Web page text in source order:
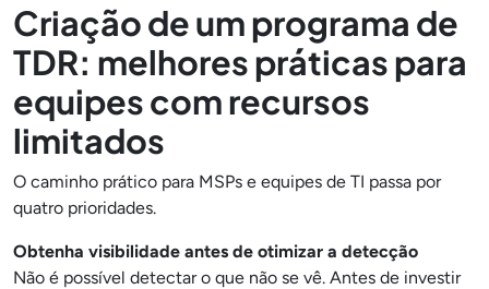
Criação de um programa de
TDR: melhores práticas para
equipes com recursos
limitados
O caminho prático para MSPs e equipes de TI passa por
quatro prioridades.
Obtenha visibilidade antes de otimizar a detecção
Não é possível detectar o que não se vê. Antes de investir